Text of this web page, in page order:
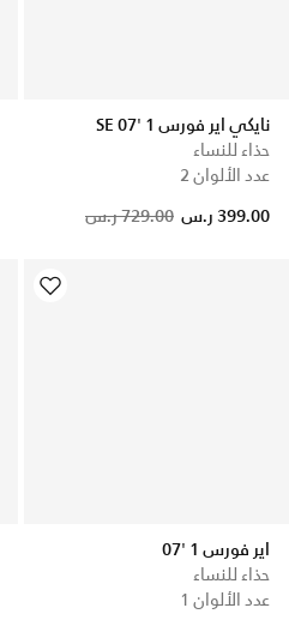
نايكي اير فورس 1 '07 SE
حذاء للنساء
عدد الألوان 2
729.00 ر.س
399.00 ر.س
Price reduced from
to
اير فورس 1 '07
حذاء للنساء
عدد الألوان 1